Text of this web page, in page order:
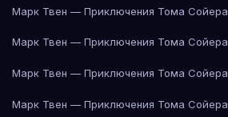
Марк Твен — Приключения Тома Сойера
Марк Твен — Приключения Тома Сойера
Марк Твен — Приключения Тома Сойера
Марк Твен — Приключения Тома Сойера